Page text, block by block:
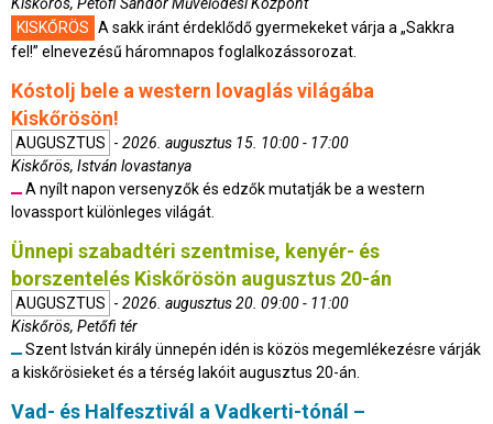
KISKŐRÖS A sakk iránt érdeklődő gyermekeket várja a „Sakkra
fel!” elnevezésű háromnapos foglalkozássorozat.
Kóstolj bele a western lovaglás világába
Kiskőrösön!
AUGUSZTUS - 2026. augusztus 15. 10:00 - 17:00
Kiskőrös, István lovastanya
A nyílt napon versenyzők és edzők mutatják be a western
lovassport különleges világát.
Ünnepi szabadtéri szentmise, kenyér- és
borszentelés Kiskőrösön augusztus 20-án
AUGUSZTUS - 2026. augusztus 20. 09:00 - 11:00
Kiskőrös, Petőfi tér
Szent István király ünnepén idén is közös megemlékezésre várják
a kiskőrösieket és a térség lakóit augusztus 20-án.
Vad- és Halfesztivál a Vadkerti-tónál –